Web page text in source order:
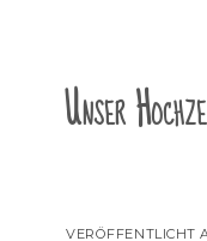
Unser
VERÖFFENTLICHT